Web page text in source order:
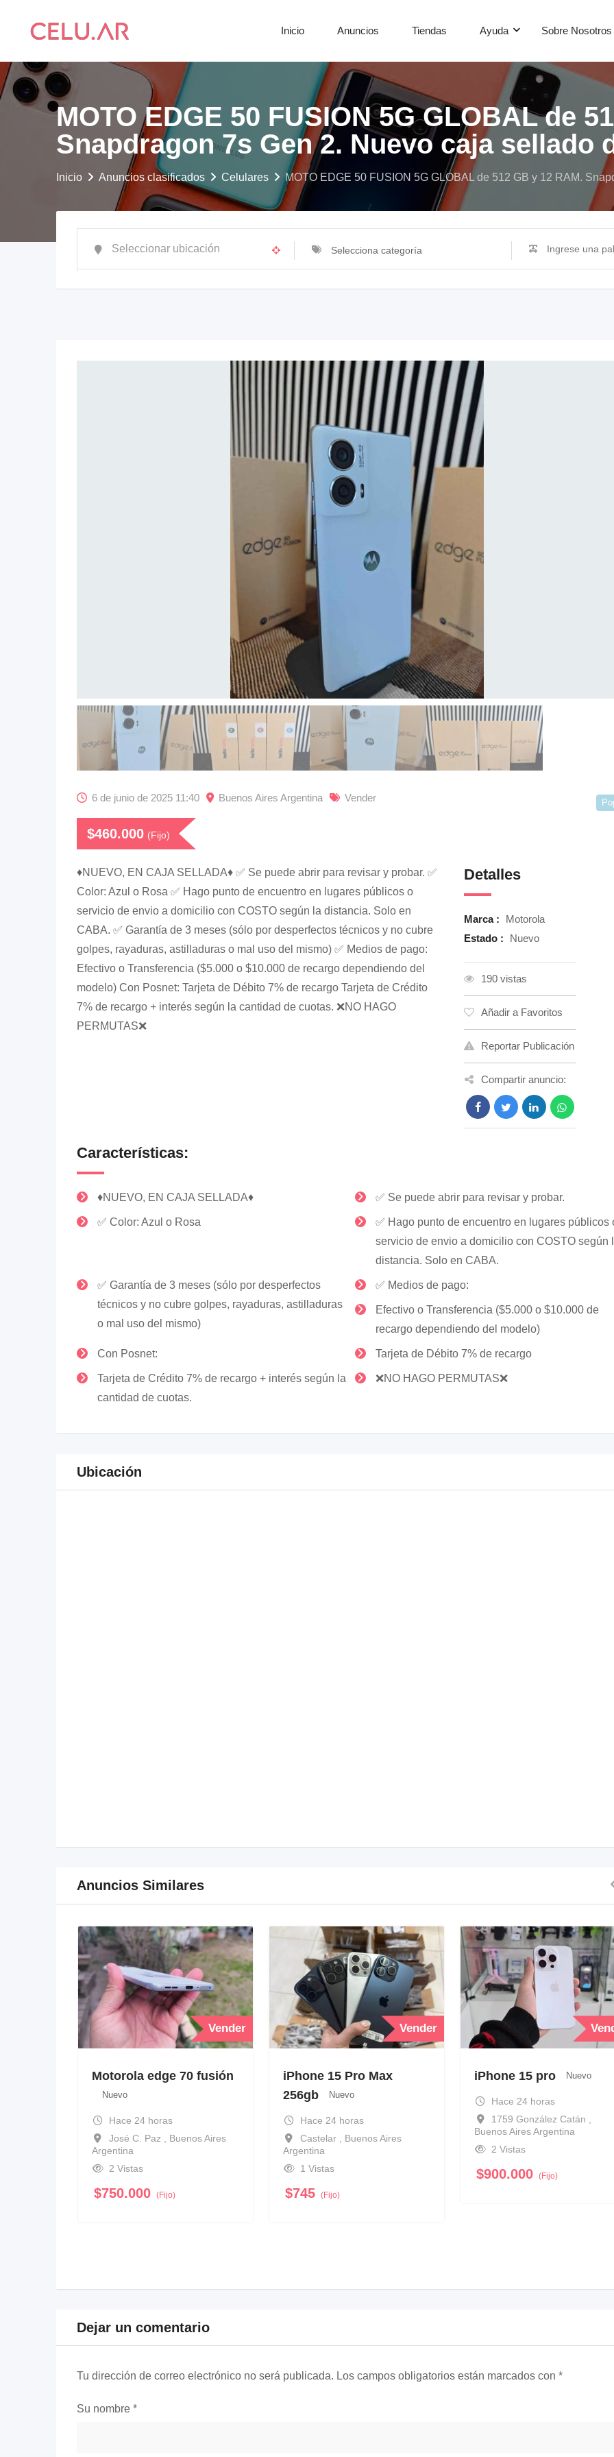
Inicio Anuncios Tiendas Ayuda Sobre Nosotros
MOTO EDGE 50 FUSION 5G GLOBAL de
Snapdragon 7s Gen 2. Nuevo caja sellado
Inicio Anuncios clasificados Celulares MOTO EDGE 50 FUSION 5G GLOBAL de 512 GB y 12 RAM.
Selecciona categoría
6 de junio de 2025 11:40 Buenos Aires Argentina Vender
$460.000 (Fijo)
♦️NUEVO, EN CAJA SELLADA♦️ ✅ Se puede abrir para revisar y probar. ✅
Color: Azul o Rosa ✅ Hago punto de encuentro en lugares públicos o
servicio de envio a domicilio con COSTO según la distancia. Solo en
CABA. ✅ Garantía de 3 meses (sólo por desperfectos técnicos y no cubre
golpes, rayaduras, astilladuras o mal uso del mismo) ✅ Medios de pago:
Efectivo o Transferencia ($5.000 o $10.000 de recargo dependiendo del
modelo) Con Posnet: Tarjeta de Débito 7% de recargo Tarjeta de Crédito
7% de recargo + interés según la cantidad de cuotas. ❌NO HAGO
PERMUTAS❌
Detalles
Marca :
Motorola
Estado :
Nuevo
190 vistas
Añadir a Favoritos
Reportar Publicación
Compartir anuncio:
Características:
♦️NUEVO, EN CAJA SELLADA♦️ ✅ Se puede abrir para revisar y probar.
✅ Color: Azul o Rosa
✅ Hago punto de encuentro en lugares públicos
servicio de envio a domicilio con COSTO según
distancia. Solo en CABA.
✅ Garantía de 3 meses (sólo por desperfectos
técnicos y no cubre golpes, rayaduras, astilladuras
o mal uso del mismo)
✅ Medios de pago:
Efectivo o Transferencia ($5.000 o $10.000 de
recargo dependiendo del modelo)
Con Posnet: Tarjeta de Débito 7% de recargo
Tarjeta de Crédito 7% de recargo + interés según la
cantidad de cuotas.
❌NO HAGO PERMUTAS❌
Ubicación
Anuncios Similares
Vender
Motorola edge 70 fusión
Nuevo
Hace 24 horas
José C. Paz , Buenos Aires
Argentina
2 Vistas
$750.000 (Fijo)
Vender
iPhone 15 Pro Max
256gb
Nuevo
Hace 24 horas
Castelar , Buenos Aires
Argentina
1 Vistas
$745 (Fijo)
iPhone 15 pro Nuevo
Hace 24 horas
1759 González Catán ,
Buenos Aires Argentina
2 Vistas
$900.000 (Fijo)
Dejar un comentario
Tu dirección de correo electrónico no será publicada. Los campos obligatorios están marcados con *
Su nombre *